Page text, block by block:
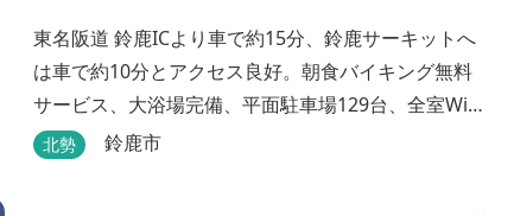
東名阪道 鈴鹿ICより車で約15分、鈴鹿サーキットへ
は車で約10分とアクセス良好。朝食バイキング無料
サービス、大浴場完備、平面駐車場129台、全室Wi-
Fi完備。ビジネスにも観光にもご利用頂ける快適なホ
北勢 鈴鹿市